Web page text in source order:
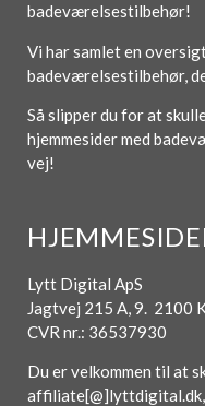
badeværelsestilbehør!
Vi har samlet en
badeværelsestilbehør,
Så slipper du for at
hjemmesider med
vej!
Lytt Digital ApS
Jagtvej 215 A, 9. 2100
CVR nr.: 36537930
Du er velkommen til at